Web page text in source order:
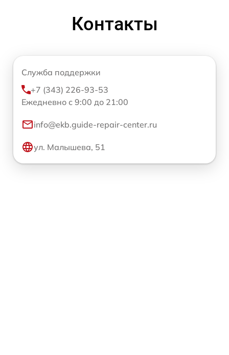
Контакты
Служба поддержки
+7 (343) 226-93-53
Ежедневно с 9:00 до 21:00
info@ekb.guide-repair-center.ru
ул. Малышева, 51